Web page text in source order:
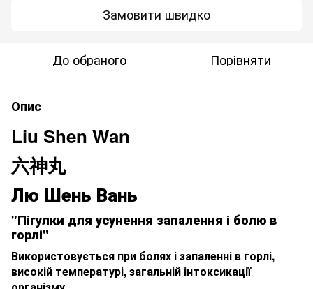
Замовити швидко
До обраного Порівняти
Опис
Liu Shen Wan
六神丸
Лю Шень Вань
"Пігулки для усунення запалення і болю в
горлі"
Використовується при болях і запаленні в горлі,
високій температурі, загальній інтоксикації